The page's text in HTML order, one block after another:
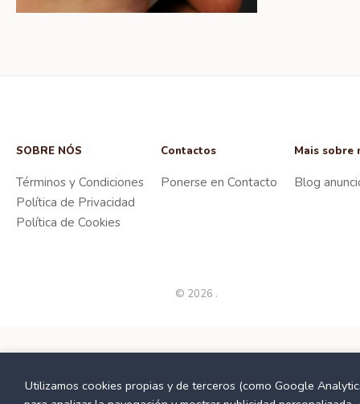
SOBRE NÓS
Términos y Condiciones
Política de Privacidad
Política de Cookies
Contactos
Ponerse en Contacto
Mais sobre
Blog
© 2026 .
Utilizamos cookies propias y de terceros (como Google